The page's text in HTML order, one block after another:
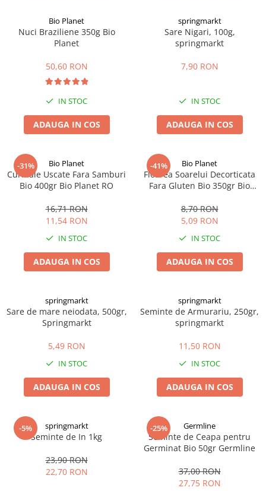
Sanatatea ochilor
Hepato-biliare
Glanda tiroida
Probleme renale
Prostata, urologie
Sistem nervos
Produse naturiste
Detoxifiere
Antioxidanti
Antitumorale
Articulatii sanatoase
Cardiovasculare
Digestie
Somn usor
Produse pentru Ea
Potenta barbati
Produse pentru sportivi
Suplimente fitness
Batoane proteice
Mama si copilul
Indulcitori
Miere
Bomboane
Gume de mestecat
Siropuri, gemuri
Ciocolata
Batoane de cereale si fructe
Mancare sanatoasa
Cereale
Paine, faina si mixuri
Uleiuri alimentare
Ulei CBD
Unturi alimentare
Produse instant
Superalimente
Atelierul de cafea si ceaiuri
Cafea
Ceaiuri simple
Ceaiuri medicinale compuse
Cafea verde
Ulei de Cocos
Geluri de dus naturale
Vopsele
Produse pentru bucatarie
Produse igienizare
Deodorante
Igiena orala
Relaxare
Sare de baie
Sapunuri
Detergenti Bio
Bio Planet
Nuci Braziliene 350g Bio
Planet
50,60 RON
IN STOC
ADAUGA IN COS
springmarkt
Sare Nigari, 100g,
springmarkt
7,90 RON
IN STOC
ADAUGA IN COS
-31% Bio Planet
Curmale Uscate Fara Samburi
Bio 400gr Bio Planet RO
16,71 RON
11,54 RON
IN STOC
ADAUGA IN COS
-41% Bio Planet
Floarea Soarelui Decorticata
Fara Gluten Bio 350gr Bio
8,70 RON
5,09 RON
IN STOC
ADAUGA IN COS
springmarkt
Sare de mare neiodata, 500gr,
Springmarkt
5,49 RON
IN STOC
ADAUGA IN COS
springmarkt
Seminte de Armurariu, 250gr,
springmarkt
11,50 RON
IN STOC
ADAUGA IN COS
-5% springmarkt
Seminte de In 1kg
23,90 RON
22,70 RON
-25% Germline
Seminte de Ceapa pentru
Germinat Bio 50gr Germline
37,00 RON
27,75 RON